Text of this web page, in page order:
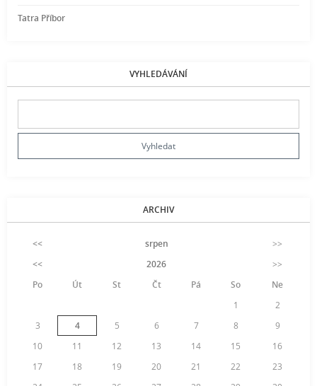
Tatra Příbor
VYHLEDÁVÁNÍ
ARCHIV
<< srpen
>>
<<
2026
>>
Po
Út St Čt Pá So
Ne
1
2
3
4 5 6 7 8
9
10
11 12 13 14 15
16
17
18 19 20 21 22
23